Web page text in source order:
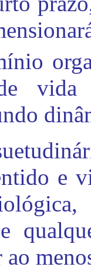
vida
e
ao